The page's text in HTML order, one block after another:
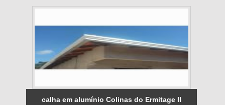
calha em alumínio Colinas do Ermitage II